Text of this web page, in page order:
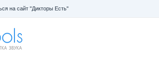
на сайт "Дикторы Есть"